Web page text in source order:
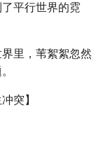
平行世界的霓
里，苇絮絮忽然
突】